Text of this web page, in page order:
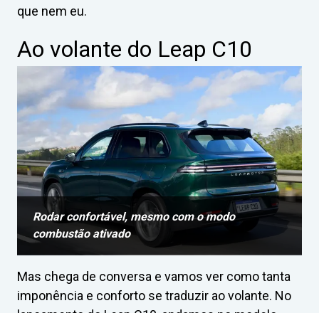
que nem eu.
Ao volante do Leap C10
Rodar confortável, mesmo com o modo
combustão ativado
Mas chega de conversa e vamos ver como tanta
imponência e conforto se traduzir ao volante. No